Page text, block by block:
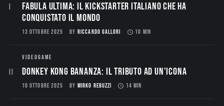
Fabula Ultima: il Kickstarter italiano che ha
conquistato il mondo
13 OTTOBRE 2025 BY RICCARDO GALLORI 10 MIN
VIDEOGAME
Donkey Kong Bananza: Il Tributo ad un’Icona
10 OTTOBRE 2025 BY MIRKO REBUZZI 14 MIN